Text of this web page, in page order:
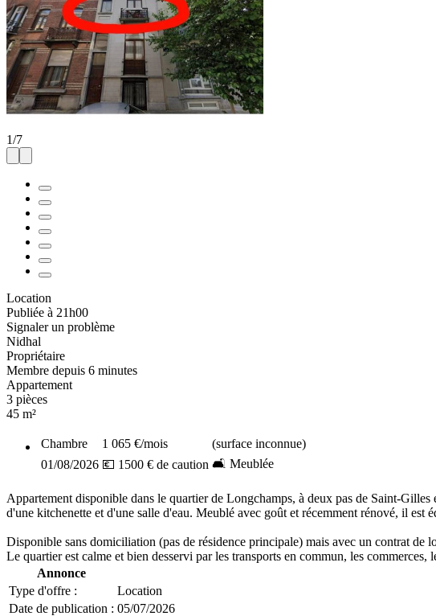
1/7
Location
Publiée à 21h00
Signaler un problème
Nidhal
Propriétaire
Membre depuis 6 minutes
Appartement
3 pièces
45 m²
Chambre 1 065 €/mois
(surface inconnue)
01/08/2026 💶 1500 € de caution 🛋️ Meublée
Appartement disponible dans le quartier de Longchamps, à deux pas de Saint-
d'une kitchenette et d'une salle d'eau. Meublé avec goût et récemment rénové, il
Disponible sans domiciliation (pas de résidence principale) mais avec un contrat de
Le quartier est calme et bien desservi par les transports en commun, les commerces,
Annonce
Type d'offre :
Location
Date de publication : 05/07/2026